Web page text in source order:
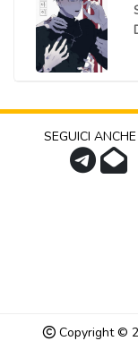
SEGUICI
Copyright ©